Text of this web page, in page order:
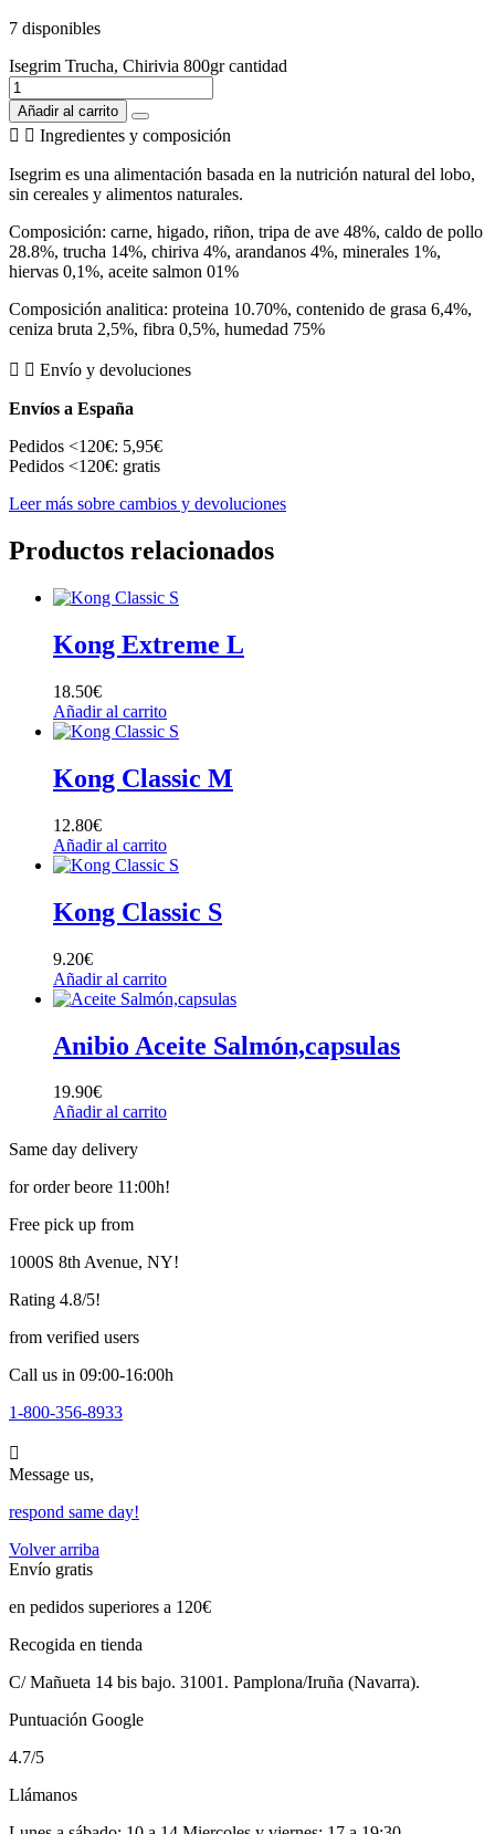
7 disponibles
Isegrim Trucha, Chirivia 800gr cantidad
Añadir al carrito
Ingredientes y composición
Isegrim es una alimentación basada en la nutrición natural del lobo,
sin cereales y alimentos naturales.
Composición: carne, higado, riñon, tripa de ave 48%, caldo de pollo
28.8%, trucha 14%, chiriva 4%, arandanos 4%, minerales 1%,
hiervas 0,1%, aceite salmon 01%
Composición analitica: proteina 10.70%, contenido de grasa 6,4%,
ceniza bruta 2,5%, fibra 0,5%, humedad 75%
Envío y devoluciones
Envíos a España
Pedidos <120€: 5,95€
Pedidos <120€: gratis
Leer más sobre cambios y devoluciones
Productos relacionados
Kong Extreme L
18.50€
Añadir al carrito
Kong Classic M
12.80€
Añadir al carrito
Kong Classic S
9.20€
Añadir al carrito
Anibio Aceite Salmón,capsulas
19.90€
Añadir al carrito
Same day delivery
for order beore 11:00h!
Free pick up from
1000S 8th Avenue, NY!
Rating 4.8/5!
from verified users
Call us in 09:00-16:00h
1-800-356-8933
Message us,
respond same day!
Volver arriba
Envío gratis
en pedidos superiores a 120€
Recogida en tienda
C/ Mañueta 14 bis bajo. 31001. Pamplona/Iruña (Navarra).
Puntuación Google
4.7/5
Llámanos